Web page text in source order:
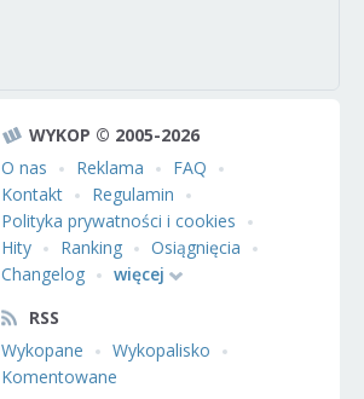
WYKOP © 2005-2026
O nas
Reklama
FAQ
Kontakt
Regulamin
Polityka prywatności i cookies
Hity
Ranking
Osiągnięcia
Changelog
więcej
RSS
Wykopane
Wykopalisko
Komentowane